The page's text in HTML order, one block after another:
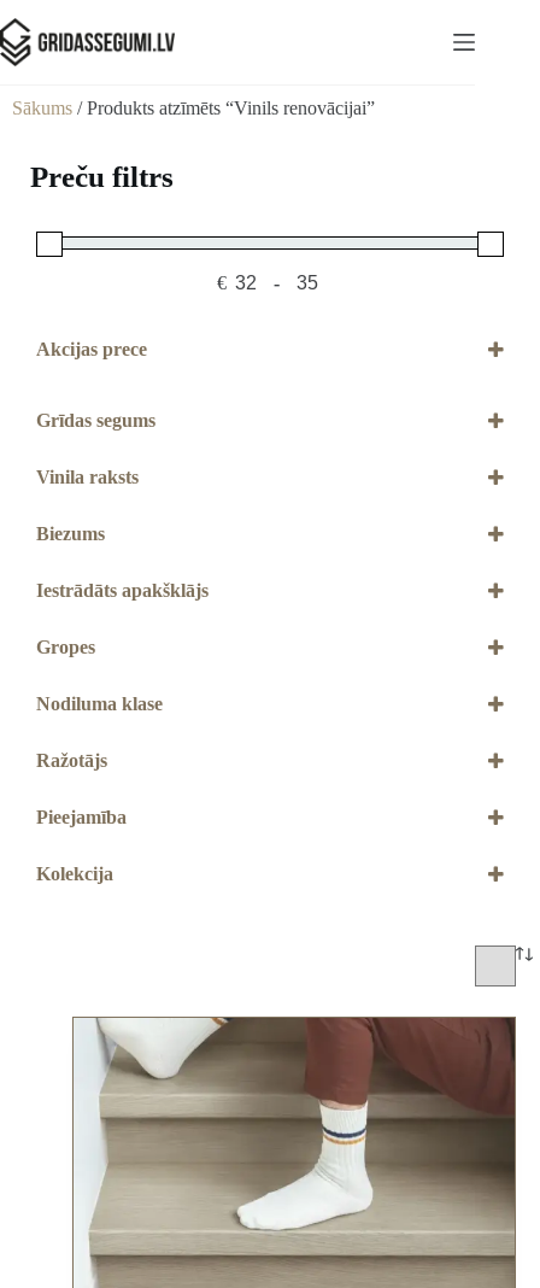
Sākums / Produkts atzīmēts “Vinils renovācijai”
Preču filtrs
€ Minimum Price
-
Maximum Price
Akcijas prece
Grīdas segums
Vinila raksts
Biezums
4+1 mm
Iestrādāts apakšklājs
Nav
Gropes
Nodiluma klase
Ražotājs
Pieejamība
Kolekcija